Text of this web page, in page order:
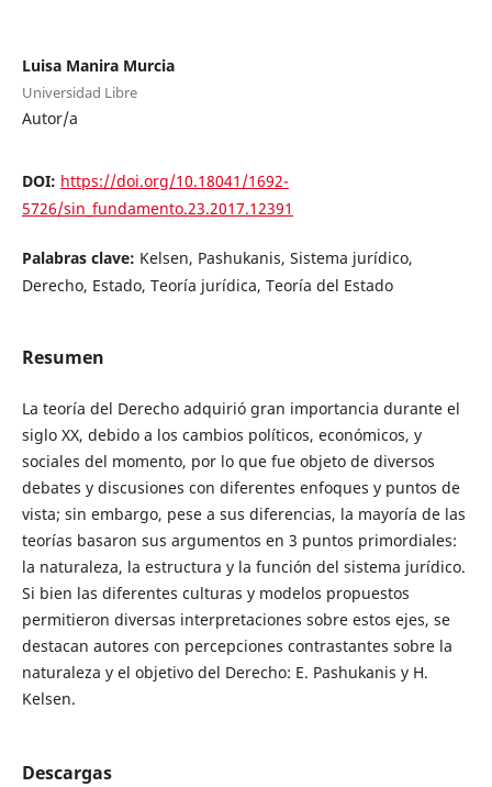
Luisa Manira Murcia
Universidad Libre
Autor/a
DOI: https://doi.org/10.18041/1692-
5726/sin_fundamento.23.2017.12391
Palabras clave: Kelsen, Pashukanis, Sistema jurídico,
Derecho, Estado, Teoría jurídica, Teoría del Estado
Resumen
La teoría del Derecho adquirió gran importancia durante el
siglo XX, debido a los cambios políticos, económicos, y
sociales del momento, por lo que fue objeto de diversos
debates y discusiones con diferentes enfoques y puntos de
vista; sin embargo, pese a sus diferencias, la mayoría de las
teorías basaron sus argumentos en 3 puntos primordiales:
la naturaleza, la estructura y la función del sistema jurídico.
Si bien las diferentes culturas y modelos propuestos
permitieron diversas interpretaciones sobre estos ejes, se
destacan autores con percepciones contrastantes sobre la
naturaleza y el objetivo del Derecho: E. Pashukanis y H.
Kelsen.
Descargas